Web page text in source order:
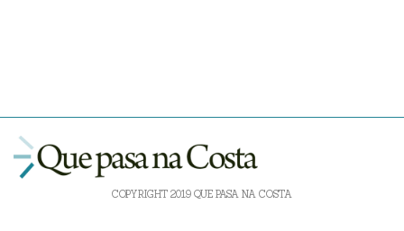
COPYRIGHT 2019 QUE PASA NA COSTA